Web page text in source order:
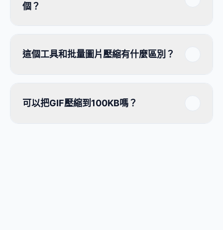
個？
這個工具和批量圖片壓縮有什麼區別？
可以把GIF壓縮到100KB嗎？